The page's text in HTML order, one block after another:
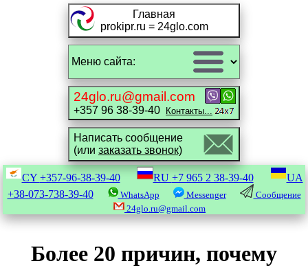
Главная
prokipr.ru = 24glo.com
24glo.ru@gmail.com
+357 96 38-39-40 Контакты...
Написать сообщение
(или заказать звонок)
CY +357-96-38-39-40 RU +7 965 2 38-39-40
UA
+38-073-738-39-40
WhatsApp Messenger
Сообщение
24glo.ru@gmail.com
Более 20 причин, почему